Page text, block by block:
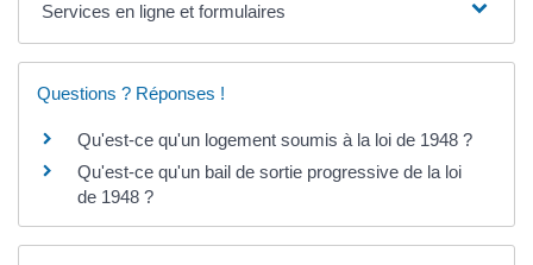
Services en ligne et formulaires
Questions ? Réponses !
Qu'est-ce qu'un logement soumis à la loi de 1948 ?
Qu'est-ce qu'un bail de sortie progressive de la loi
de 1948 ?